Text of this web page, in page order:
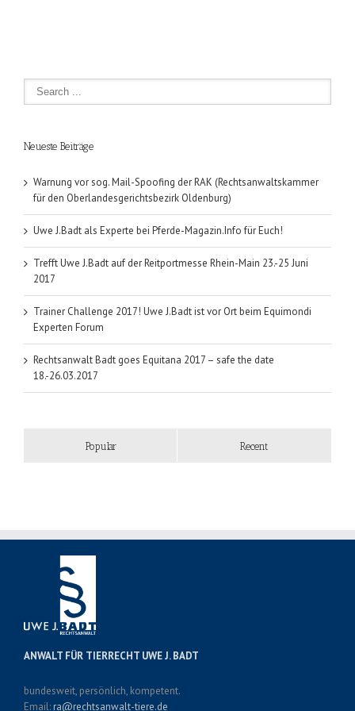
Neueste Beiträge
Warnung vor sog. Mail-Spoofing der RAK (Rechtsanwaltskammer
für den Oberlandesgerichtsbezirk Oldenburg)
Uwe J.Badt als Experte bei Pferde-Magazin.Info für Euch!
Trefft Uwe J.Badt auf der Reitportmesse Rhein-Main 23.-25 Juni
2017
Trainer Challenge 2017! Uwe J.Badt ist vor Ort beim Equimondi
Experten Forum
Rechtsanwalt Badt goes Equitana 2017 – safe the date
18.-26.03.2017
Popular Recent
ANWALT FÜR TIERRECHT UWE J. BADT
bundesweit, persönlich, kompetent.
Email:ra@rechtsanwalt-tiere.de